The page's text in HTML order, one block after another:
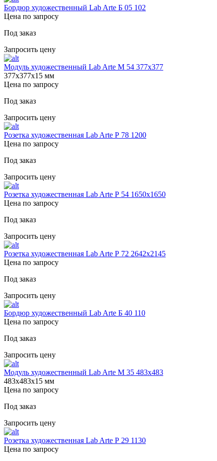
Бордюр художественный Lab Arte Б 05 102
Цена по запросу
Под заказ
Запросить цену
Модуль художественный Lab Arte М 54 377х377
377х377х15 мм
Цена по запросу
Под заказ
Запросить цену
Розетка художественная Lab Arte Р 78 1200
Цена по запросу
Под заказ
Запросить цену
Розетка художественная Lab Arte Р 54 1650х1650
Цена по запросу
Под заказ
Запросить цену
Розетка художественная Lab Arte Р 72 2642х2145
Цена по запросу
Под заказ
Запросить цену
Бордюр художественный Lab Arte Б 40 110
Цена по запросу
Под заказ
Запросить цену
Модуль художественный Lab Arte М 35 483х483
483х483х15 мм
Цена по запросу
Под заказ
Запросить цену
Розетка художественная Lab Arte Р 29 1130
Цена по запросу